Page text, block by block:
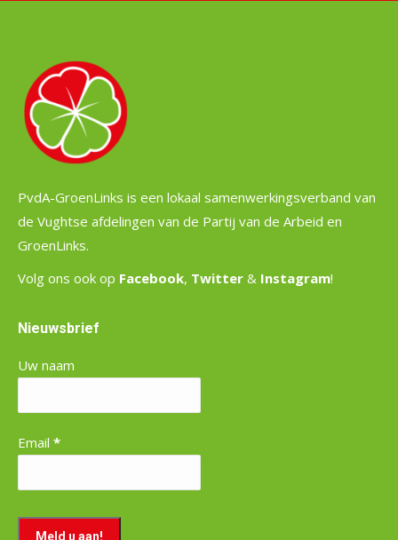
PvdA-GroenLinks is een lokaal samenwerkingsverband van
de Vughtse afdelingen van de Partij van de Arbeid en
GroenLinks.
Volg ons ook op Facebook, Twitter & Instagram!
Nieuwsbrief
Uw naam
Email *